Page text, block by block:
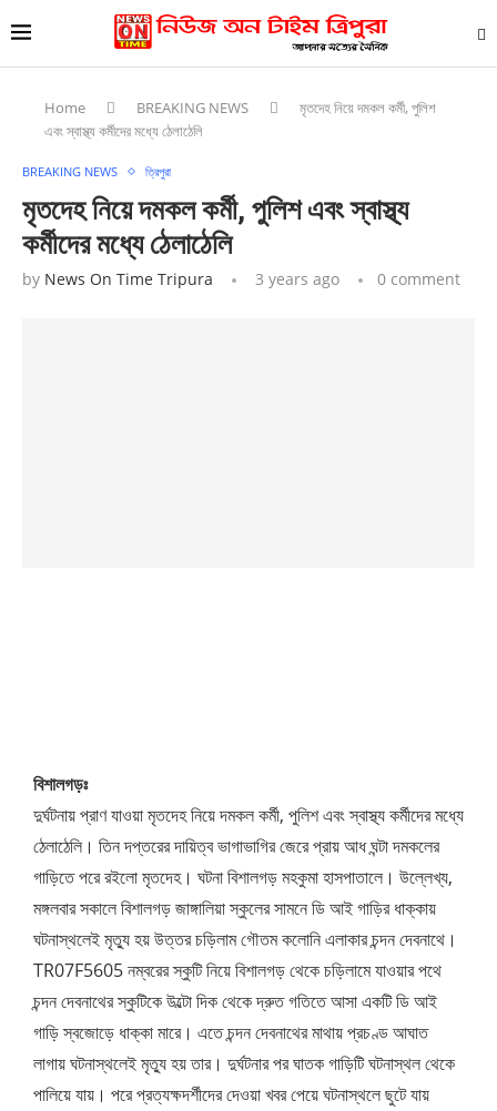
Home BREAKING NEWS
মৃতদেহ নিয়ে দমকল কর্মী, পুলিশ
এবং স্বাস্থ্য কর্মীদের মধ্যে ঠেলাঠেলি
BREAKING NEWS ত্রিপুরা
মৃতদেহ নিয়ে দমকল কর্মী, পুলিশ এবং স্বাস্থ্য
কর্মীদের মধ্যে ঠেলাঠেলি
by News On Time Tripura 3 years ago 0 comment
বিশালগড়ঃ
দুর্ঘটনায় প্রাণ যাওয়া মৃতদেহ নিয়ে দমকল কর্মী, পুলিশ এবং স্বাস্থ্য কর্মীদের মধ্যে
ঠেলাঠেলি। তিন দপ্তরের দায়িত্ব ভাগাভাগির জেরে প্রায় আধ ঘন্টা দমকলের
গাড়িতে পরে রইলো মৃতদেহ। ঘটনা বিশালগড় মহকুমা হাসপাতালে। উল্লেখ্য,
মঙ্গলবার সকালে বিশালগড় জাঙ্গালিয়া স্কুলের সামনে ডি আই গাড়ির ধাক্কায়
ঘটনাস্থলেই মৃত্যু হয় উত্তর চড়িলাম গৌতম কলোনি এলাকার চন্দন দেবনাথে।
TR07F5605 নম্বরের স্কুটি নিয়ে বিশালগড় থেকে চড়িলামে যাওয়ার পথে
চন্দন দেবনাথের স্কুটিকে উল্টো দিক থেকে দ্রুত গতিতে আসা একটি ডি আই
গাড়ি স্বজোড়ে ধাক্কা মারে। এতে চন্দন দেবনাথের মাথায় প্রচণ্ড আঘাত
লাগায় ঘটনাস্থলেই মৃত্যু হয় তার। দুর্ঘটনার পর ঘাতক গাড়িটি ঘটনাস্থল থেকে
পালিয়ে যায়। পরে প্রত্যক্ষদর্শীদের দেওয়া খবর পেয়ে ঘটনাস্থলে ছুটে যায়